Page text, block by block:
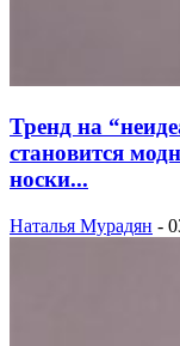
Тренд на
становится
носки...
Наталья Мурадян -